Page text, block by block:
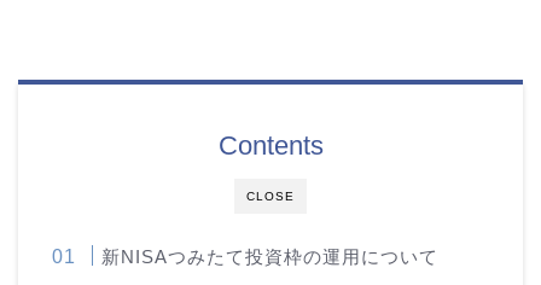
CLOSE
Contents
新NISAつみたて投資枠の運用について